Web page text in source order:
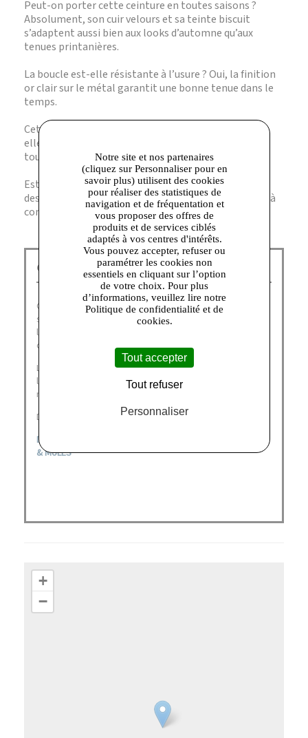
Peut-on porter cette ceinture en toutes saisons ?
Absolument, son cuir velours et sa teinte biscuit
s’adaptent aussi bien aux looks d’automne qu’aux
tenues printanières.
La boucle est-elle résistante à l’usure ? Oui, la finition
or clair sur le métal garantit une bonne tenue dans le
temps.
Cette ceinture convient-elle à un style formel ? Oui,
elle est parfaite pour structurer une tenue de bureau
tout en restant élégante.
Est-elle facile à assortir ? Sa couleur neutre et son
design épuré en font un accessoire polyvalent, facile à
combiner avec différents styles.
GEOX Corbeil :
Geox doit son succès international à ses chaussures aux
semelles innovantes et brevetées qui laissent respirer
le pied tout en restant imperméables, garantissant un
confort de chausse optimal.
La marque italienne n'en a pas pour autant occulté
l'esthétisme et l'élégance déclinant une multitude de
modèles au style affuté pour adultes et enfants.
Découvrez nos catégories :
DERNIÈRES CHANCES
& MULES
+
−
Notre site et nos partenaires
(cliquez sur Personnaliser pour en
savoir plus) utilisent des cookies
pour réaliser des statistiques de
navigation et de fréquentation et
vous proposer des offres de
produits et de services ciblés
adaptés à vos centres d'intérêts.
Vous pouvez accepter, refuser ou
paramétrer les cookies non
essentiels en cliquant sur l’option
de votre choix. Pour plus
d’informations, veuillez lire notre
Politique de confidentialité et de
cookies.
Tout accepter
Tout refuser
Personnaliser